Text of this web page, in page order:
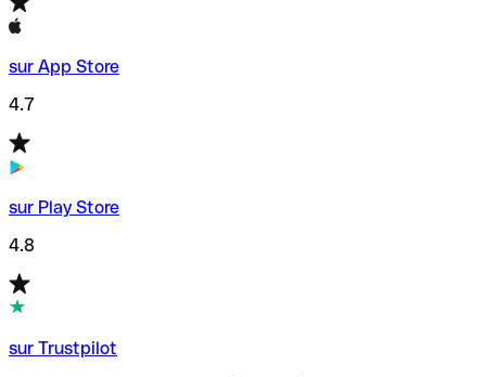
sur App Store
4.7
sur Play Store
4.8
sur Trustpilot